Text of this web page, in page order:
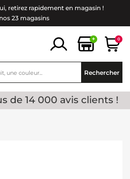
retirez rapidement en magasin !
23 magasins
+ 0
Rechercher
de 14 000 avis clients !